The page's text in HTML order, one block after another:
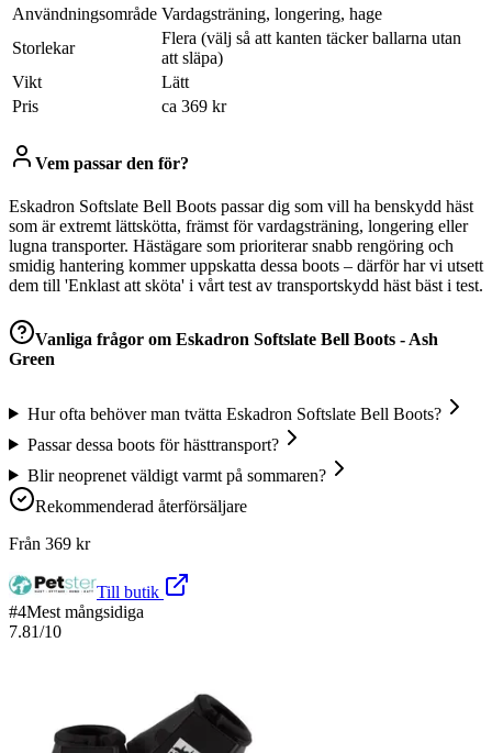
Användningsområde Vardagsträning, longering, hage
Storlekar
Flera (välj så att kanten täcker ballarna utan
att släpa)
Vikt
Lätt
Pris
ca 369 kr
Vem passar den för?
Eskadron Softslate Bell Boots passar dig som vill ha benskydd häst
som är extremt lättskötta, främst för vardagsträning, longering eller
lugna transporter. Hästägare som prioriterar snabb rengöring och
smidig hantering kommer uppskatta dessa boots – därför har vi utsett
dem till 'Enklast att sköta' i vårt test av transportskydd häst bäst i test.
Vanliga frågor om Eskadron Softslate Bell Boots - Ash
Green
Hur ofta behöver man tvätta Eskadron Softslate Bell Boots?
Passar dessa boots för hästtransport?
Blir neoprenet väldigt varmt på sommaren?
Rekommenderad återförsäljare
Från 369 kr
Till butik
#4Mest mångsidiga
7.81/10